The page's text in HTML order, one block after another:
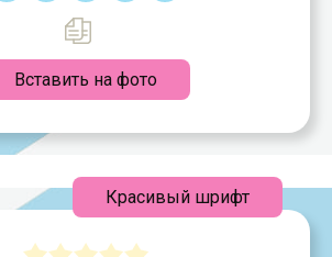
Вставить на фото
Красивый шрифт